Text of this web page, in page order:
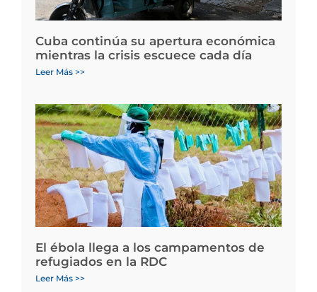
Cuba continúa su apertura económica
mientras la crisis escuece cada día
Leer Más >>
El ébola llega a los campamentos de
refugiados en la RDC
Leer Más >>